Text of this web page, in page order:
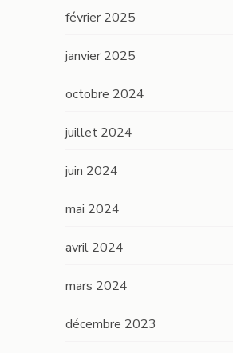
février 2025
janvier 2025
octobre 2024
juillet 2024
juin 2024
mai 2024
avril 2024
mars 2024
décembre 2023